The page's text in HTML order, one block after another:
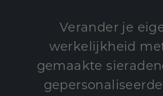
Verander je
werkelijkheid
gemaakte